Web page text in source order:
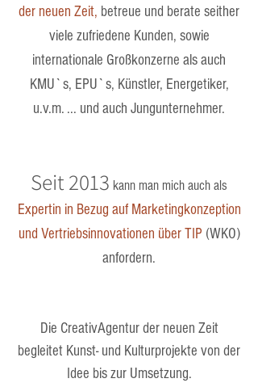
der neuen Zeit, betreue und berate seither
viele zufriedene Kunden, sowie
internationale Großkonzerne als auch
KMU`s, EPU`s, Künstler, Energetiker,
u.v.m. ... und auch Jungunternehmer.
Seit 2013 kann man mich auch als
Expertin in Bezug auf Marketingkonzeption
und Vertriebsinnovationen über TIP (WKO)
anfordern.
Die CreativAgentur der neuen Zeit
begleitet Kunst- und Kulturprojekte von der
Idee bis zur Umsetzung.